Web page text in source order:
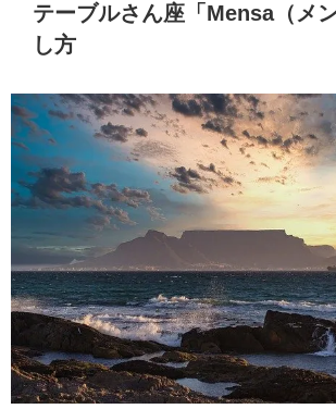
テーブルさん座「Mensa（メ
し方